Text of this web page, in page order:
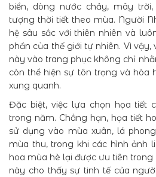
biển, dòng nước chảy, mây
tượng thời tiết theo mùa. Người
hệ sâu sắc với thiên nhiên và
phần của thế giới tự nhiên. Vì
này vào trang phục không chỉ
còn thể hiện sự tôn trọng và hòa
xung quanh.
Đặc biệt, việc lựa chọn họa tiết
trong năm. Chẳng hạn, họa tiết
sử dụng vào mùa xuân, lá
mùa thu, trong khi các hình ảnh
hoa mùa hè lại được ưu tiên
này cho thấy sự tinh tế của